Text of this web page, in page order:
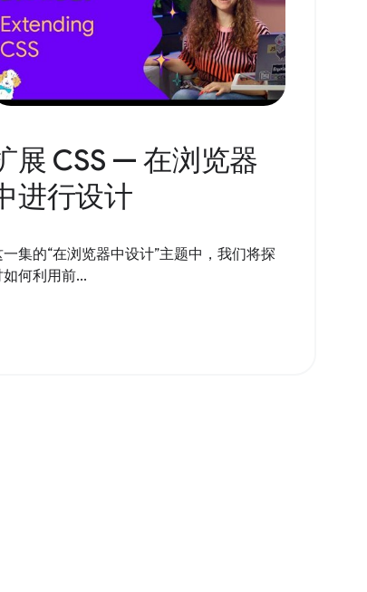
展 CSS — 在浏览器
进行设计
一集的“在浏览器中设计”主题中，我们将探
如何利用前...